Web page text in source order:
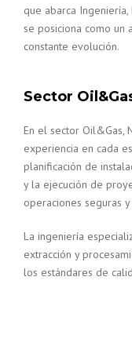
que abarca Ingeniería,
se posiciona como un
constante evolución.
Sector
En el sector Oil&Gas,
experiencia en cada
planificación de
y la ejecución de
operaciones seguras
La ingeniería
extracción y
los estándares de